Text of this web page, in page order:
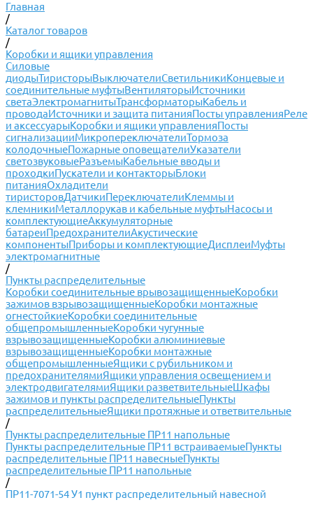
Главная
/
Каталог товаров
/
Коробки и ящики управления
Силовые
диодыТиристорыВыключателиСветильникиКонцевые и
соединительные муфтыВентиляторыИсточники
светаЭлектромагнитыТрансформаторыКабель и
проводаИсточники и защита питанияПосты управленияРеле
и аксессуарыКоробки и ящики управленияПосты
сигнализацииМикропереключателиТормоза
колодочныеПожарные оповещателиУказатели
светозвуковыеРазъемыКабельные вводы и
проходкиПускатели и контакторыБлоки
питанияОхладители
тиристоровДатчикиПереключателиКлеммы и
клемникиМеталлорукав и кабельные муфтыНасосы и
комплектующиеАккумуляторные
батареиПредохранителиАкустические
компонентыПриборы и комплектующиеДисплеиМуфты
электромагнитные
/
Пункты распределительные
Коробки соединительные врывозащищенныеКоробки
зажимов взрывозащищенныеКоробки монтажные
огнестойкиеКоробки соединительные
общепромышленныеКоробки чугунные
взрывозащищенныеКоробки алюминиевые
взрывозащищенныеКоробки монтажные
общепромышленныеЯщики с рубильником и
предохранителямиЯщики управления освещением и
электродвигателямиЯщики разветвительныеШкафы
зажимов и пункты распределительныеПункты
распределительныеЯщики протяжные и ответвительные
/
Пункты распределительные ПР11 напольные
Пункты распределительные ПР11 встраиваемыеПункты
распределительные ПР11 навесныеПункты
распределительные ПР11 напольные
/
ПР11-7071-54 У1 пункт распределительный навесной